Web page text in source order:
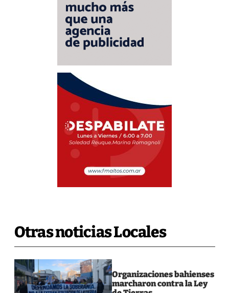
Otras noticias Locales
Organizaciones bahienses
marcharon contra la Ley